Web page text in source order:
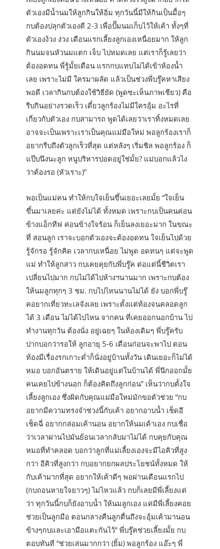
ตัวเองมีน้ำนมให้ลูกกินให้อิ่ม ทุกวันนี้มีให้กินเป็นมื้อๆ
กบต้องปลุกตัวเองตี 2-3 เพื่อปั๊มนมเก็บไว้ให้เค้า ทั้งๆที่
ตัวเองง้วง ง่วง เดือนแรกเลี้ยงลูกเองเหนื่อยมาก ให้ลูก
กินนมจนหัวนมแตก เจ็บ ไปหมดเลย แต่เราก็รู้เลยว่า
ต้องอดทน พี่รู้มั้ยเดือน แรกกบแทบไม่ได้เข้าห้องน้ำ
เลย เพราะไม่มี ใครมาผลัด แล้วเป็นช่วงพี่บรู๊คหาเสียง
พอดี เวลากินกบต้องใช้วิธียัด (พูดซะเห็นภาพเชียว) คือ
รีบกินอย่างรวดเร็ว เดี๋ยวลูกร้องไม่มีใครอุ้ม อะไรที่
เกี่ยวกับตัวเอง กบสามารถ พูดได้เลยว่าเราทิ้งหมดเลย
อาจจะเป็นเพราะเราเป็นคุณแม่มือใหม่ พอลูกร้องเราก็
อยากรีบถึงตัวลูกเร็วที่สุด แต่หลังๆ เริ่มชิล พอลูกร้อง ก็
แป๊บนึงนะลูก หนูบริหารปอดอยู่ใช่มั้ย? แม่บอกแล้วไง
ว่าต้องรอ (หัวเราะ)”
พอเป็นแม่คน ทำให้กบใจเย็นขึ้นเยอะเลยมั้ย “ใจเย็น
ขึ้นมาเลยค่ะ แต่ยังไม่ได้ ทั้งหมด เพราะกบเป็นคนค่อน
ข้างแอ็กทีฟ ค่อนข้างใจร้อน ก็เย็นลงเยอะมาก ในขณะ
ที่ สอนลูก เราจะบอกตัวเองจะต้องอดทน ใจเย็นไปด้วย
รู้จักรอ รู้จักคิด เวลากบเหนื่อย ไม่พูด อดทนๆ แต่จะพูด
แม่ ทำให้ลูกสาว กบเคยคุยกับพี่บรู๊ค ต่อแต่นี้ชีวิตเรา
เปลี่ยนไปมาก กบไม่ได้ไปห้างฯนานมาก เพราะกบต้อง
ให้นมลูกทุกๆ 3 ชม. กบไปไหนนานไม่ได้ ยัง บอกพี่บรู๊
คอยากเที่ยวทะเลจังเลย เพราะตั้งแต่ท้องจนคลอดลูก
ได้ 3 เดือน ไม่ได้ไปไหน จากคน ที่เคยออกนอกบ้าน ไป
ทำงานทุกวัน ต้องนั่ง อยู่เฉยๆ ในห้องเดิมๆ พี่บรู๊ครับ
ปากบอกว่ารอให้ ลูกอายุ 5-6 เดือนก่อนจะพาไป ตอน
ท้องมีเรื่องรกเกาะต่ำก็นั่งอยู่บ้านทั้งวัน เดินเยอะก็ไม่ได้
หมอ บอกอันตราย ให้เดินอยู่แต่ในบ้านได้ พี่นึกออกมั้ย
คนเคยไปข้างนอก ก็ต้องคิดถึงลูกก่อน” เห็นว่ากบตั้งใจ
เลี้ยงลูกเอง ซึ่งผิดกับคุณแม่มือใหม่มักขอตัวช่วย “กบ
อยากมีความทรงจำช่วงนี้กับเค้า อยากอาบน้ำ เช็ดอึ
เช็ดฉี่ อยากกล่อมเค้านอน อยากให้นมเค้าเอง กบเชื่อ
ว่าเวลาผ่านไปมันย้อนเวลากลับมาไม่ได้ กบคุยกับคุณ
หมอที่ทำคลอด บอกว่าลูกที่แม่เลี้ยงเองจะมีไอคิวที่สูง
กว่า อีคิวที่สูงกว่า กบอยากยกผลประโยชน์ทั้งหมด ให้
กับเค้ามากที่สุด อยากให้เค้าดีๆ พอผ่านเดือนแรกไป
(กบถอนหายใจยาวๆ) ไม่ไหวแล้ว กบก็เลยมีพี่เลี้ยงแต่
ว่า ทุกวันนี้กบก็ยังอาบน้ำ ให้นมลูกเอง แค่มีพี่เลี้ยงคอย
ช่วยเป็นลูกมือ ตอนกลางคืนลูกตื่นถึงจะอุ้มเค้ามานอน
ข้างๆกบและเอามือแตะกันไว้” พี่บรู๊คช่วยเลี้ยงมั้ย กบ
ตอบทันที “ช่วยเล่นมากกว่า (ยิ้ม) พอลูกร้อง แอ๊ะๆ พี่